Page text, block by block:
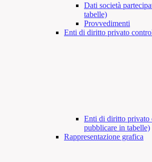
Dati società
tabelle)
Provvedimenti
Enti di diritto privato
Enti di diritto privato
pubblicare in tabelle)
Rappresentazione grafica